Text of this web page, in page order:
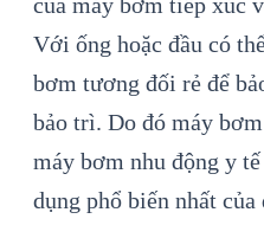
Với ống hoặc đầu có
bơm tương đối rẻ để
bảo trì. Do đó máy
máy bơm nhu động y
dụng phổ biến nhất của